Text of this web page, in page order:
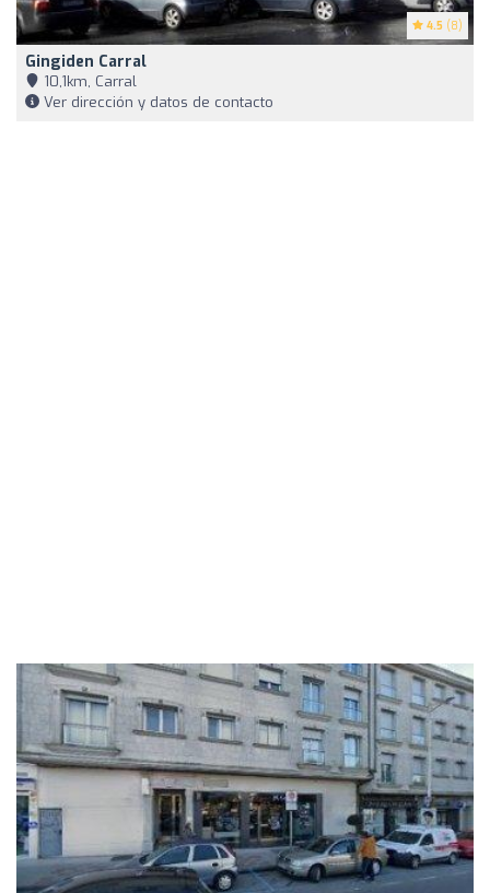
4.5 (8)
Gingiden Carral
10,1km, Carral
Ver dirección y datos de contacto